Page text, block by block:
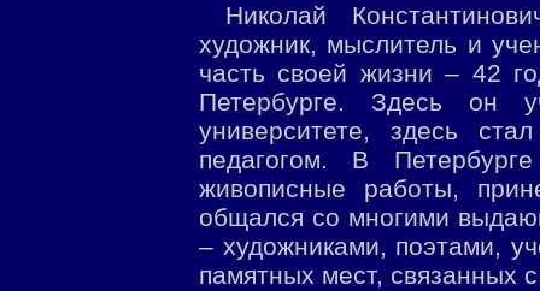
Николай
художник, мыслитель и
часть своей жизни – 42
Петербурге. Здесь он
университете, здесь
педагогом. В
живописные работы,
общался со многими
– художниками, поэтами,
памятных мест, связанных